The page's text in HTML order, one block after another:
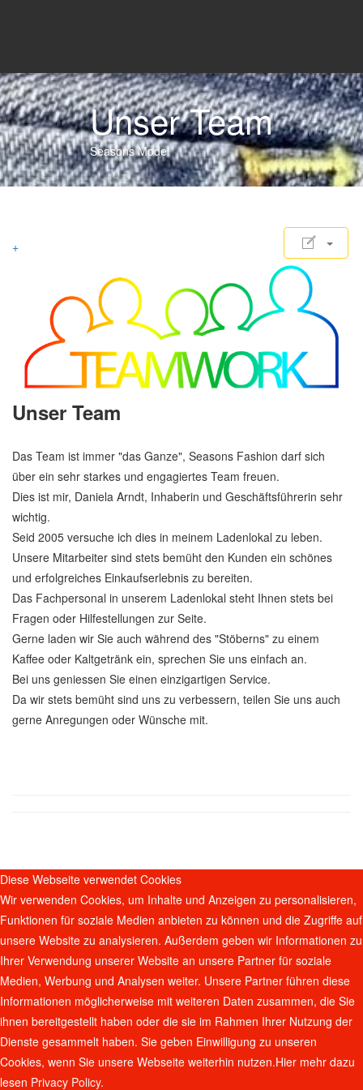
Unser Team
Seasons Mode
+
Unser Team
Das Team ist immer "das Ganze", Seasons Fashion darf sich
über ein sehr starkes und engagiertes Team freuen.
Dies ist mir, Daniela Arndt, Inhaberin und Geschäftsführerin sehr
wichtig.
Seid 2005 versuche ich dies in meinem Ladenlokal zu leben.
Unsere Mitarbeiter sind stets bemüht den Kunden ein schönes
und erfolgreiches Einkaufserlebnis zu bereiten.
Das Fachpersonal in unserem Ladenlokal steht Ihnen stets bei
Fragen oder Hilfestellungen zur Seite.
Gerne laden wir Sie auch während des "Stöberns" zu einem
Kaffee oder Kaltgetränk ein, sprechen Sie uns einfach an.
Bei uns geniessen Sie einen einzigartigen Service.
Da wir stets bemüht sind uns zu verbessern, teilen Sie uns auch
gerne Anregungen oder Wünsche mit.
Diese Webseite verwendet Cookies
Wir verwenden Cookies, um Inhalte und Anzeigen zu personalisieren,
Funktionen für soziale Medien anbieten zu können und die Zugriffe auf
unsere Website zu analysieren. Außerdem geben wir Informationen zu
Ihrer Verwendung unserer Website an unsere Partner für soziale
Medien, Werbung und Analysen weiter. Unsere Partner führen diese
Informationen möglicherweise mit weiteren Daten zusammen, die Sie
ihnen bereitgestellt haben oder die sie im Rahmen Ihrer Nutzung der
Dienste gesammelt haben. Sie geben Einwilligung zu unseren
Cookies, wenn Sie unsere Webseite weiterhin nutzen.Hier mehr dazu
lesen Privacy Policy.